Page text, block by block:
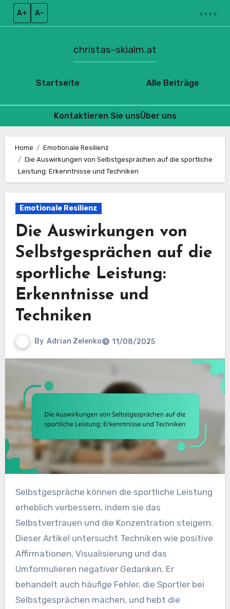
A+ A– < < < <
Startseite
christas-skialm.at
Alle Beiträge
Kontaktieren Sie unsÜber uns
content
Home
Emotionale Resilienz
Die Auswirkungen von Selbstgesprächen auf die sportliche
Leistung: Erkenntnisse und Techniken
Emotionale Resilienz
Die Auswirkungen von
Selbstgesprächen auf die
sportliche Leistung:
Erkenntnisse und
Techniken
By Adrian Zelenko 11/08/2025
Selbstgespräche können die sportliche Leistung
erheblich verbessern, indem sie das
Selbstvertrauen und die Konzentration steigern.
Dieser Artikel untersucht Techniken wie positive
Affirmationen, Visualisierung und das
Umformulieren negativer Gedanken. Er
behandelt auch häufige Fehler, die Sportler bei
Selbstgesprächen machen, und hebt die